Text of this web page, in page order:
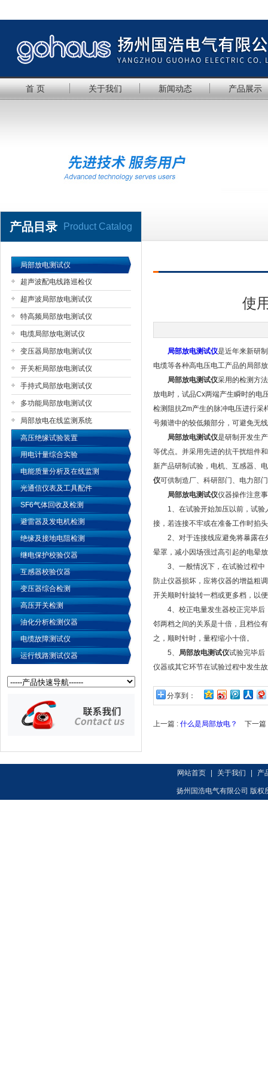
扬州国浩电气有限公司
首 页 关于我们 新闻动态 产品展示
产品目录 Product Catalog
局部放电测试仪
超声波配电线路巡检仪
超声波局部放电测试仪
特高频局部放电测试仪
电缆局部放电测试仪
变压器局部放电测试仪
开关柜局部放电测试仪
手持式局部放电测试仪
多功能局部放电测试仪
局部放电在线监测系统
高压绝缘试验装置
用电计量综合实验
电能质量分析及在线监测
光通信仪表及工具配件
SF6气体回收及检测
避雷器及发电机检测
绝缘及接地电阻检测
继电保护校验仪器
互感器校验仪器
变压器综合检测
高压开关检测
油化分析检测仪器
电缆故障测试仪
运行线路测试仪器
使
局部放电测试仪是近年来新研
电缆等各种高电压电工产品的局部
局部放电测试仪采用的检测方
放电时，试品Cx两端产生瞬时的电
检测阻抗Zm产生的脉冲电压进行采
号频谱中的较低频部分，可避免无
局部放电测试仪是研制开发生
等优点。并采用先进的抗干扰组件
新产品研制试验，电机、互感器、
仪可供制造厂、科研部门、电力部
局部放电测试仪仪器操作注意
1、在试验开始加压以前，试验
接，若连接不牢或在准备工作时掐
2、对于连接线应避免将暴露在
晕罩，减小因场强过高引起的电晕
3、一般情况下，在试验过程中
防止仪器损坏，应将仪器的增益粗
开关顺时针旋转一档或更多档，以
4、校正电量发生器校正完毕后
邻两档之间的关系是十倍，且档位
之，顺时针时，量程缩小十倍。
5、 局部放电测试仪试验完毕后
仪器或其它环节在试验过程中发生
分享到：
上一篇 : 什么是局部放电？ 下一
网站首页 关于我们 产
扬州国浩电气有限公司 版权